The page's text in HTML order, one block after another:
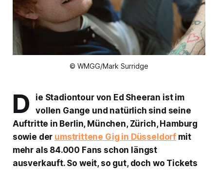
© WMGG/Mark Surridge
D
ie Stadiontour von Ed Sheeran ist im
vollen Gange und natürlich sind seine
Auftritte in Berlin, München, Zürich, Hamburg
sowie der umstrittene Gig in Düsseldorf mit
mehr als 84.000 Fans schon längst
ausverkauft. So weit, so gut, doch wo Tickets